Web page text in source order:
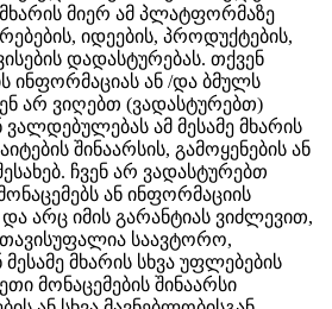
მიერ ამ პლატფორმაზე
იდეების, პროდუქტების,
დადასტურებას. თქვენ
ინფორმაციას ან /და ბმულს
არ ვიღებთ (ვადასტურებთ)
ვალდებულებას ამ მესამე მხარის
შინაარსის, გამოყენების ან
ჩვენ არ ვადასტურებთ
ან ინფორმაციის
და არც იმის გარანტიას ვიძლევით,
საავტორო,
მხარის სხვა უფლებების
მონაცემების შინაარსი